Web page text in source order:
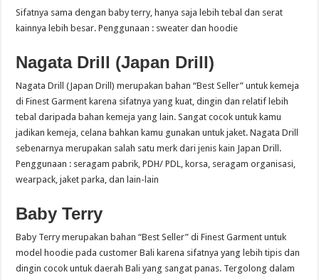
Sifatnya sama dengan baby terry, hanya saja lebih tebal dan serat
kainnya lebih besar. Penggunaan : sweater dan hoodie
Nagata Drill (Japan Drill)
Nagata Drill (Japan Drill) merupakan bahan “Best Seller” untuk kemeja
di Finest Garment karena sifatnya yang kuat, dingin dan relatif lebih
tebal daripada bahan kemeja yang lain. Sangat cocok untuk kamu
jadikan kemeja, celana bahkan kamu gunakan untuk jaket. Nagata Drill
sebenarnya merupakan salah satu merk dari jenis kain Japan Drill.
Penggunaan : seragam pabrik, PDH/ PDL, korsa, seragam organisasi,
wearpack, jaket parka, dan lain-lain
Baby Terry
Baby Terry merupakan bahan “Best Seller” di Finest Garment untuk
model hoodie pada customer Bali karena sifatnya yang lebih tipis dan
dingin cocok untuk daerah Bali yang sangat panas. Tergolong dalam